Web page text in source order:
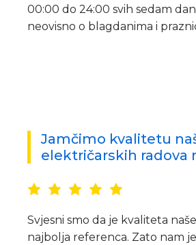
00:00 do 24:00 svih sedam
neovisno o blagdanima i
Jamčimo kvalitetu
električarskih radova
Svjesni smo da je kvaliteta
najbolja referenca. Zato nam je